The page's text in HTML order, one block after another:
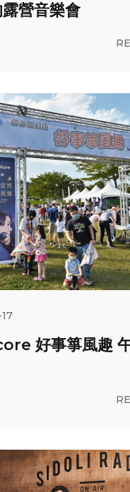
營音樂會
好事箏風趣